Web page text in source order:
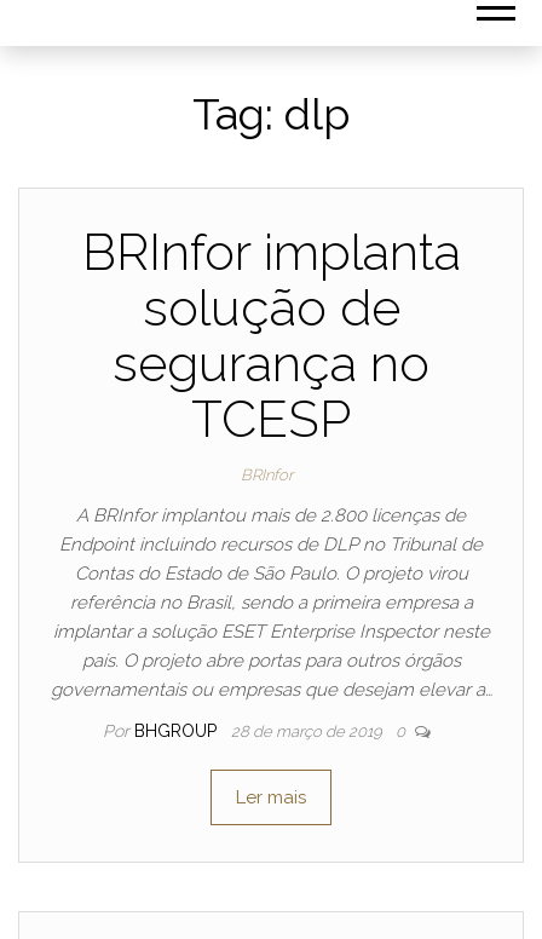
Tag: dlp
BRInfor implanta
solução de
segurança no
TCESP
BRInfor
A BRInfor implantou mais de 2.800 licenças de
Endpoint incluindo recursos de DLP no Tribunal de
Contas do Estado de São Paulo. O projeto virou
referência no Brasil, sendo a primeira empresa a
implantar a solução ESET Enterprise Inspector neste
país. O projeto abre portas para outros órgãos
governamentais ou empresas que desejam elevar a…
Por BHGROUP 28 de março de 2019 0
Ler mais